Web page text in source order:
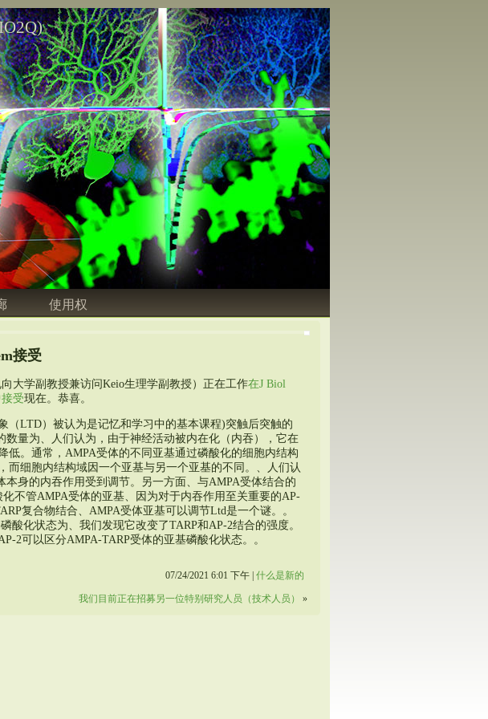
使用权
接受
向大学副教授兼访问Keio生理学副教授）正在工作在J Biol
受现在。恭喜。
（LTD）被认为是记忆和学习中的基本课程)突触后突触的
数量为、人们认为，由于神经活动被内在化（内吞），它在
低。通常，AMPA受体的不同亚基通过磷酸化的细胞内结构
而细胞内结构域因一个亚基与另一个亚基的不同。、人们认
本身的内吞作用受到调节。另一方面、与AMPA受体结合的
化不管AMPA受体的亚基、因为对于内吞作用至关重要的AP-
复合物结合、AMPA受体亚基可以调节Ltd是一个谜。。
酸化状态为、我们发现它改变了TARP和AP-2结合的强度。
2可以区分AMPA-TARP受体的亚基磷酸化状态。。
07/24/2021 6:01 下午 |什么是新的
我们目前正在招募另一位特别研究人员（技术人员） »